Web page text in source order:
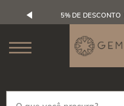
5% DE DESCONTO